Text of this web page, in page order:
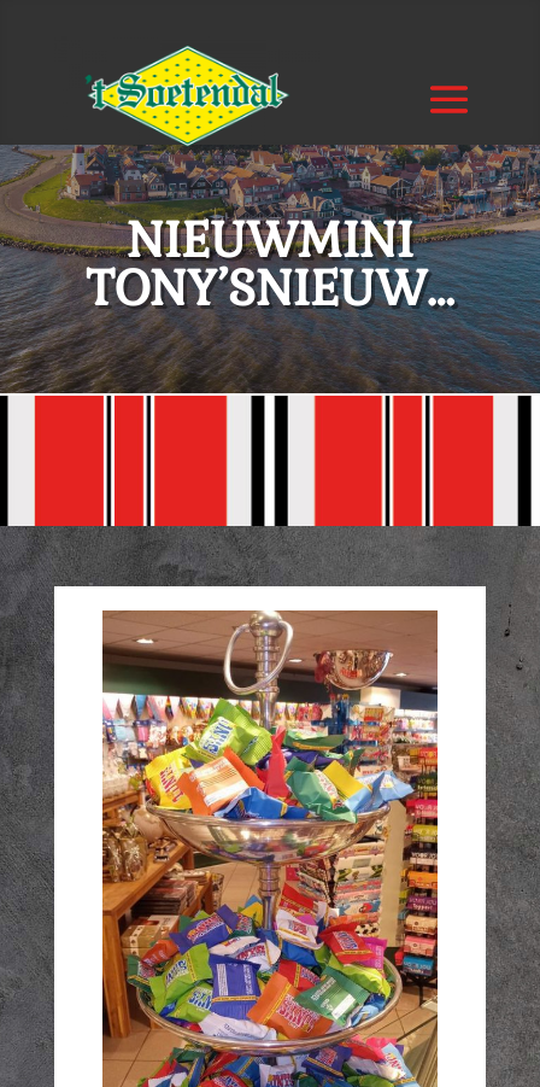
NIEUWMINI
TONY’SNIEUW…